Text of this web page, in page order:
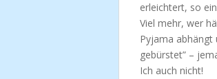
erleichtert, so
Viel mehr, wer
Pyjama abhängt
gebürstet” –
Ich auch nicht!